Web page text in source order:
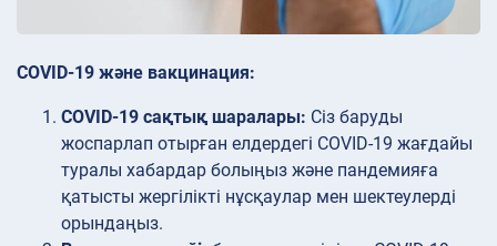
COVID-19 және вакцинация:
COVID-19 сақтық шаралары: Сіз баруды
жоспарлап отырған елдердегі COVID-19 жағдайы
туралы хабардар болыңыз және пандемияға
қатысты жергілікті нұсқаулар мен шектеулерді
орындаңыз.